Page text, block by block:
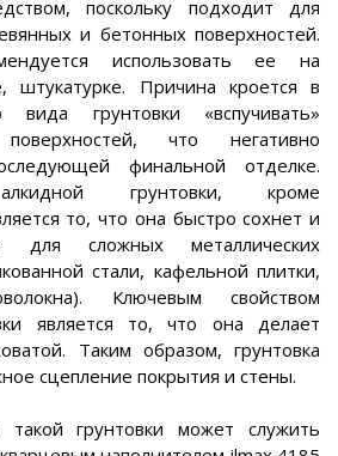
поскольку подходит для
и бетонных поверхностей.
использовать ее на
штукатурке. Причина кроется в
вида грунтовки «вспучивать»
что негативно
финальной отделке.
грунтовки, кроме
то, что она быстро сохнет и
для сложных металлических
стали, кафельной плитки,
Ключевым свойством
является то, что она делает
Таким образом, грунтовка
сцепление покрытия и стены.
грунтовки может служить